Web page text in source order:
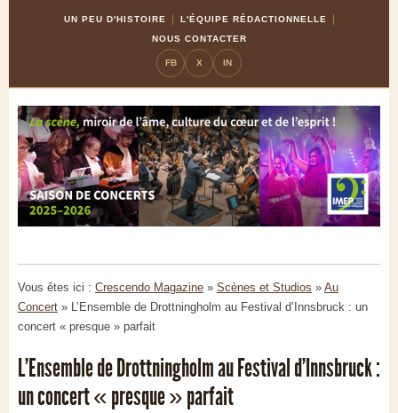
UN PEU D'HISTOIRE
L'ÉQUIPE RÉDACTIONNELLE
NOUS CONTACTER
FB X IN
Vous êtes ici : Crescendo Magazine » Scènes et Studios » Au
Concert » L’Ensemble de Drottningholm au Festival d’Innsbruck : un
concert « presque » parfait
L’Ensemble de Drottningholm au Festival d’Innsbruck :
un concert « presque » parfait